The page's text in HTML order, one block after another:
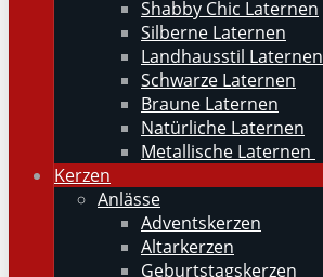
Shabby Chic Laternen
Silberne Laternen
Landhausstil Laternen
Schwarze Laternen
Braune Laternen
Natürliche Laternen
Metallische Laternen
Kerzen
Anlässe
Adventskerzen
Altarkerzen
Geburtstagskerzen